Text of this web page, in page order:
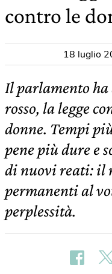
contro le
18 luglio
Il parlamento
rosso, la legge
donne. Tempi
pene più dure e
di nuovi reati: il
permanenti al
perplessità.